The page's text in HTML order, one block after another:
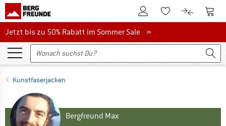
Zum KundenkontoZum Merkzettel.
Zum Zum
Jetzt bis zu 50% Rabatt im Sommer Sale
Jetzt bis zu 50% Rabatt im Sommer Sale »
Kunstfaserjacken
Bergfreund Max